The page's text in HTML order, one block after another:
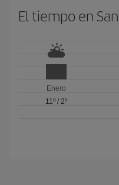
El tiempo en
Enero
11º/ 2º